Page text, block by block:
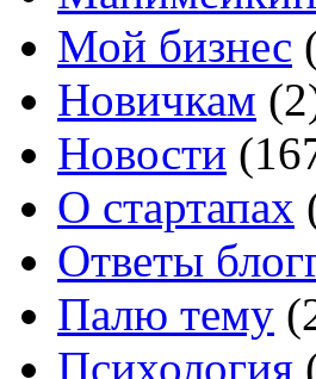
Мой бизнес
Новичкам
Новости
О стартапах
Ответы
Палю тему
Психология